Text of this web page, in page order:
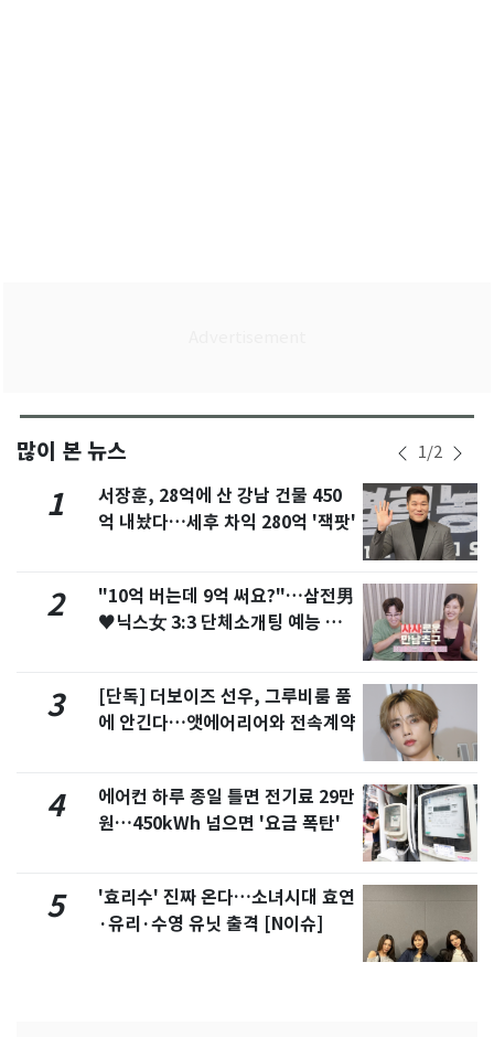
많이 본 뉴스 1/2
1
서장훈, 28억에 산 강남 건물 450
억 내놨다…세후 차익 280억 '잭팟'
2
"10억 버는데 9억 써요?"…삼전男
♥닉스女 3:3 단체소개팅 예능 화
3
[단독] 더보이즈 선우, 그루비룸 품
에 안긴다…앳에어리어와 전속계약
4
에어컨 하루 종일 틀면 전기료 29만
원…450kWh 넘으면 '요금 폭탄'
5
'효리수' 진짜 온다…소녀시대 효연
·유리·수영 유닛 출격 [N이슈]